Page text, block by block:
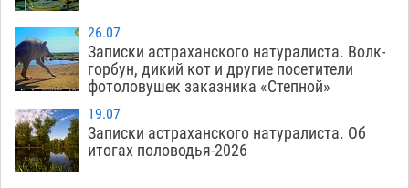
26.07
Записки астраханского натуралиста. Волк-
горбун, дикий кот и другие посетители
фотоловушек заказника «Степной»
19.07
Записки астраханского натуралиста. Об
итогах половодья-2026